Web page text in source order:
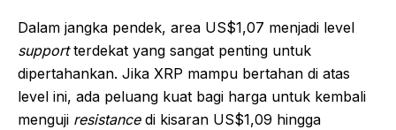
Dalam jangka pendek, area US$1,07 menjadi level
supportterdekat yang sangat penting untuk
dipertahankan. Jika XRP mampu bertahan di atas
level ini, ada peluang kuat bagi harga untuk kembali
menguji resistancedi kisaran US$1,09 hingga